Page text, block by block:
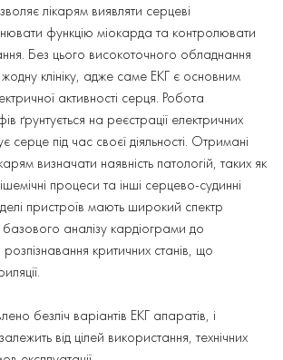
лікарям виявляти серцеві
функцію міокарда та контролювати
Без цього високоточного обладнання
клініку, адже саме ЕКГ є основним
активності серця. Робота
ґрунтується на реєстрації електричних
серце під час своєї діяльності. Отримані
визначати наявність патологій, таких як
процеси та інші серцево-судинні
пристроїв мають широкий спектр
аналізу кардіограми до
критичних станів, що
безліч варіантів ЕКГ апаратів, і
від цілей використання, технічних